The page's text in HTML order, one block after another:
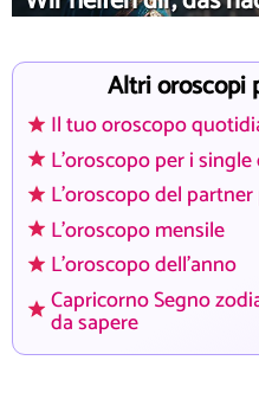
Altri oroscopi
Il tuo oroscopo
L'oroscopo per i
L'oroscopo del
L'oroscopo mensile
L'oroscopo dell'anno
Capricorno Segno
da sapere